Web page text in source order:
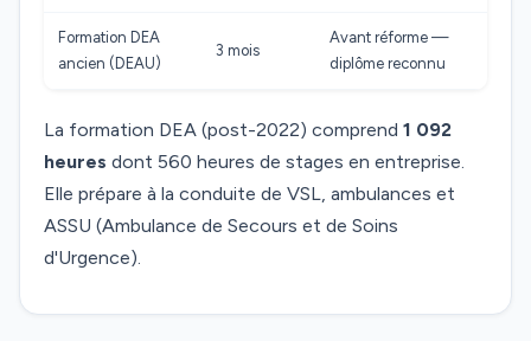
Formation DEA
ancien (DEAU)
3 mois
Avant réforme —
diplôme reconnu
La formation DEA (post-2022) comprend 1 092
heures dont 560 heures de stages en entreprise.
Elle prépare à la conduite de VSL, ambulances et
ASSU (Ambulance de Secours et de Soins
d'Urgence).